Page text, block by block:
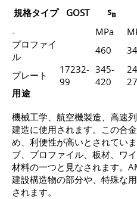
規格タイプ
GOST sв
-
MPa
プロファイ
ル
460
プレート
17232-
99
345-
420
用途
機械工学、航空機製造、高速
建造に使用されます。この合
め、利便性が高いとされてい
ブ、プロファイル、板材、ワ
材料の一つと見なされます。
建設構造物の部分や、特殊な
されます。